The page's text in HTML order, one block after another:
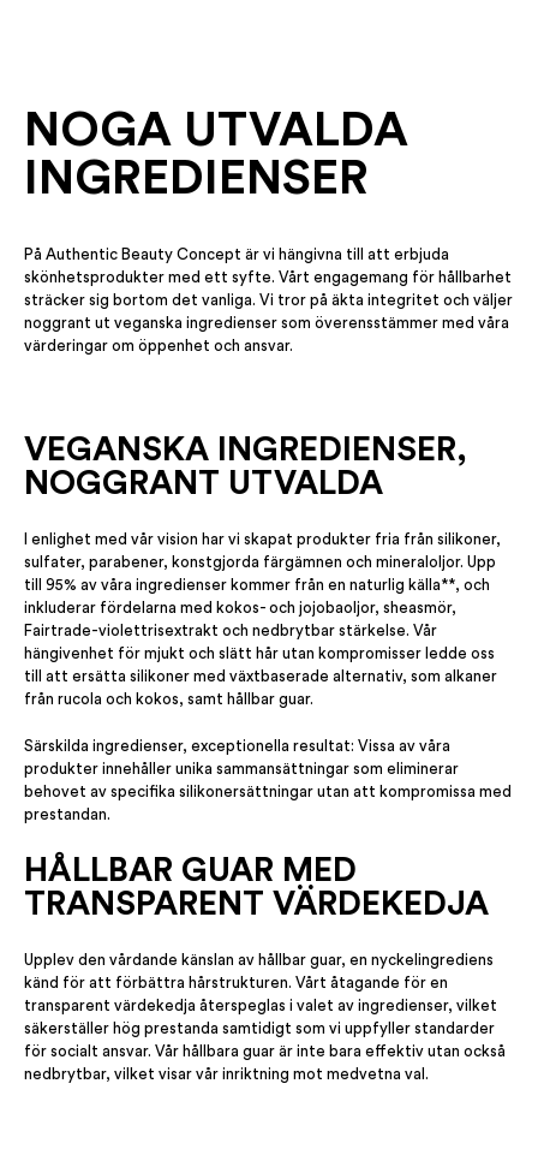
NOGA UTVALDA
INGREDIENSER
På Authentic Beauty Concept är vi hängivna till att erbjuda
skönhetsprodukter med ett syfte. Vårt engagemang för hållbarhet
sträcker sig bortom det vanliga. Vi tror på äkta integritet och väljer
noggrant ut veganska ingredienser som överensstämmer med våra
värderingar om öppenhet och ansvar.
VEGANSKA INGREDIENSER,
NOGGRANT UTVALDA
I enlighet med vår vision har vi skapat produkter fria från silikoner,
sulfater, parabener, konstgjorda färgämnen och mineraloljor. Upp
till 95% av våra ingredienser kommer från en naturlig källa**, och
inkluderar fördelarna med kokos- och jojobaoljor, sheasmör,
Fairtrade-violettrisextrakt och nedbrytbar stärkelse. Vår
hängivenhet för mjukt och slätt hår utan kompromisser ledde oss
till att ersätta silikoner med växtbaserade alternativ, som alkaner
från rucola och kokos, samt hållbar guar.
Särskilda ingredienser, exceptionella resultat: Vissa av våra
produkter innehåller unika sammansättningar som eliminerar
behovet av specifika silikonersättningar utan att kompromissa med
prestandan.
HÅLLBAR GUAR MED
TRANSPARENT VÄRDEKEDJA
Upplev den vårdande känslan av hållbar guar, en nyckelingrediens
känd för att förbättra hårstrukturen. Vårt åtagande för en
transparent värdekedja återspeglas i valet av ingredienser, vilket
säkerställer hög prestanda samtidigt som vi uppfyller standarder
för socialt ansvar. Vår hållbara guar är inte bara effektiv utan också
nedbrytbar, vilket visar vår inriktning mot medvetna val.